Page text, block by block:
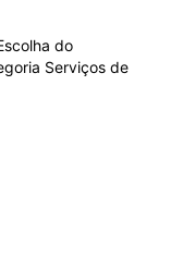
do
Serviços de